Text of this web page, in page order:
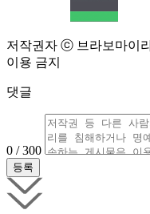
저작권자 ⓒ 브라보마이
이용 금지
댓글
0 / 300